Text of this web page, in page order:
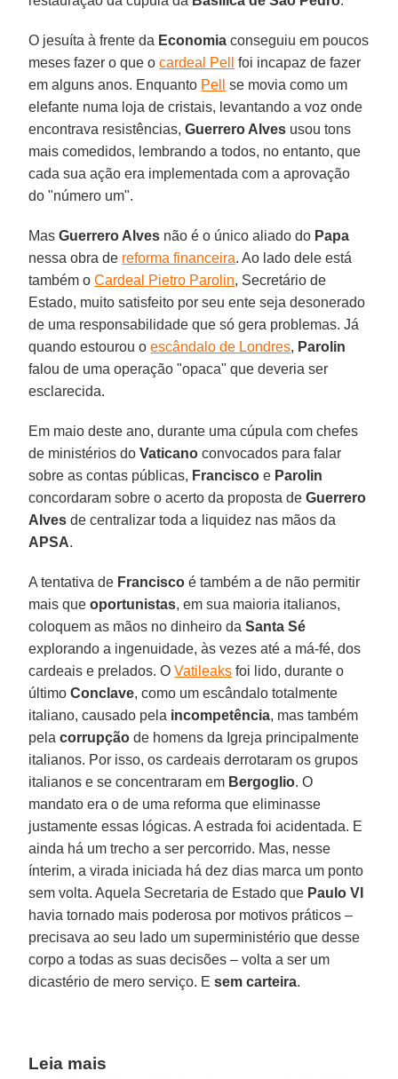
O jesuíta à frente da Economia conseguiu em poucos
meses fazer o que ocardeal Pell
foi incapaz de fazer
em alguns anos. Enquanto Pell
se movia como um
elefante numa loja de cristais, levantando a voz onde
encontrava resistências,Guerrero Alves usou tons
mais comedidos, lembrando a todos, no entanto, que
cada sua ação era implementada com a aprovação
do "número um".
MasGuerrero Alves não é o único aliado do Papa
nessa obra de reforma financeira. Ao lado dele está
também oCardeal Pietro Parolin, Secretário de
Estado, muito satisfeito por seu ente seja desonerado
de uma responsabilidade que só gera problemas. Já
quando estourou oescândalo de Londres, Parolin
falou de uma operação "opaca" que deveria ser
esclarecida.
Em maio deste ano, durante uma cúpula com chefes
de ministérios doVaticano convocados para falar
sobre as contas públicas, Francisco e Parolin
concordaram sobre o acerto da proposta deGuerrero
Alves de centralizar toda a liquidez nas mãos da
APSA.
A tentativa de Francisco é também a de não permitir
mais queoportunistas, em sua maioria italianos,
coloquem as mãos no dinheiro daSanta Sé
explorando a ingenuidade, às vezes até a má-fé, dos
cardeais e prelados. OVatileaks foi lido, durante o
últimoConclave, como um escândalo totalmente
italiano, causado pela incompetência, mas também
pelacorrupção de homens da Igreja principalmente
italianos. Por isso, os cardeais derrotaram os grupos
italianos e se concentraram em Bergoglio. O
mandato era o de uma reforma que eliminasse
justamente essas lógicas. A estrada foi acidentada. E
ainda há um trecho a ser percorrido. Mas, nesse
ínterim, a virada iniciada há dez dias marca um ponto
sem volta. Aquela Secretaria de Estado que Paulo VI
havia tornado mais poderosa por motivos práticos –
precisava ao seu lado um superministério que desse
corpo a todas as suas decisões – volta a ser um
dicastério de mero serviço. Esem carteira.
Leia mais